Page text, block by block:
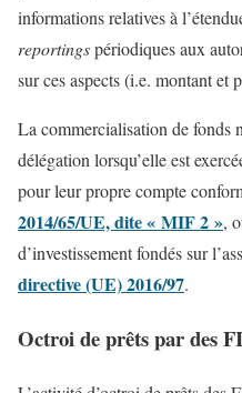
informations relatives à
reportingspériodiques aux
sur ces aspects (i.e. montant et
La commercialisation de fonds
délégation lorsqu’elle est
pour leur propre compte
2014/65/UE, dite « MIF 2 »,
d’investissement fondés sur
directive (UE) 2016/97.
Octroi de prêts par des